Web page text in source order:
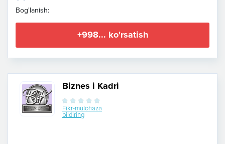
Bog'lanish:
+998... ko'rsatish
Biznes i Kadri
Fikr-mulohaza
bildiring